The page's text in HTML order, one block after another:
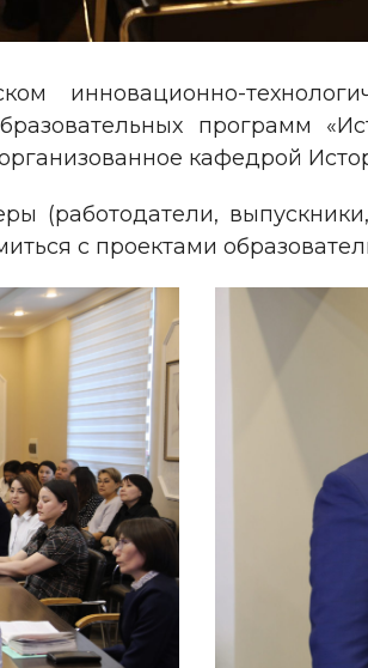
инновационно-
программ
кафедрой
(работодатели,
с проектами